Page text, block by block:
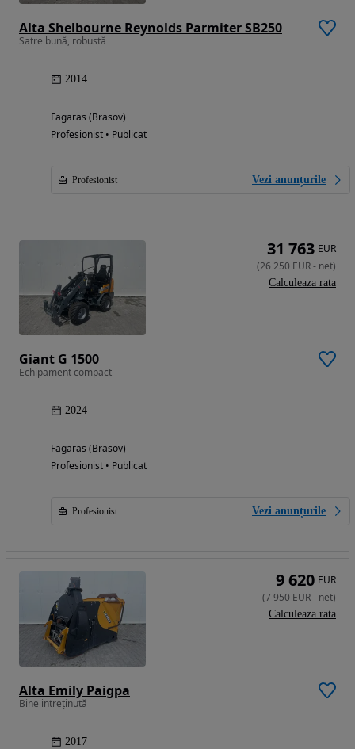
Alta Shelbourne Reynolds Parmiter SB250
Satre bună, robustă
2014
Fagaras (Brasov)
Profesionist • Publicat
Profesionist Vezi anunțurile
Giant G 1500
Echipament compact
2024
Fagaras (Brasov)
Profesionist • Publicat
Profesionist Vezi anunțurile
31 763 EUR
(26 250 EUR- net)
Calculeaza rata
Alta Emily Paigpa
Bine intreținută
2017
9 620 EUR
(7 950 EUR- net)
Calculeaza rata